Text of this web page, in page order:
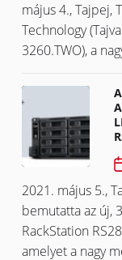
május 4., Tajpej,
Technology
3260.TWO), a
2021. május 5.,
bemutatta az új,
RackStation
amelyet a nagy